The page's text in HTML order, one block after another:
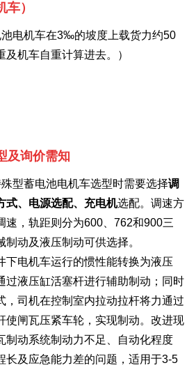
车）
电机车在3‰的坡度上载货力约50
机车自重计算进去。
）
及询价需知
殊型蓄电池电机车选型时需要选择调
式、电源选配、充电机选配。调速方
速，轨距则分为600、762和900三
动及液压制动可供选择。
下电机车运行的惯性能转换为液压
过液压缸活塞杆进行辅助制动；同时
，司机在控制室内拉动拉杆将力通过
使闸瓦压紧车轮，实现制动。改进现
制动系统制动力不足、自动化程度
长及应急能力差的问题，适用于3-5